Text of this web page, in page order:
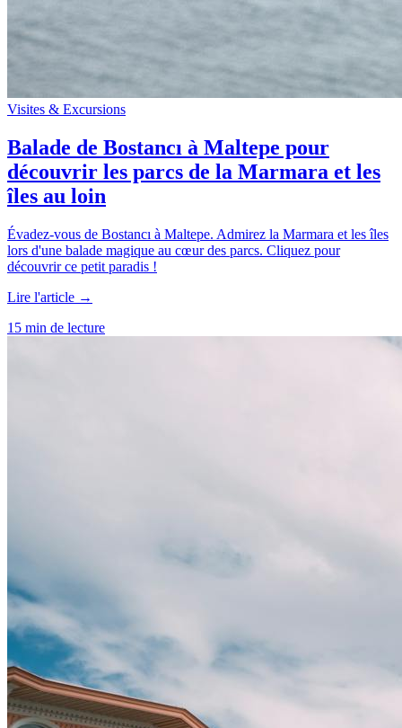
Visites & Excursions
Balade de Bostancı à Maltepe pour
découvrir les parcs de la Marmara et les
îles au loin
Évadez-vous de Bostancı à Maltepe. Admirez la Marmara et les îles
lors d'une balade magique au cœur des parcs. Cliquez pour
découvrir ce petit paradis !
Lire l'article →
15 min de lecture